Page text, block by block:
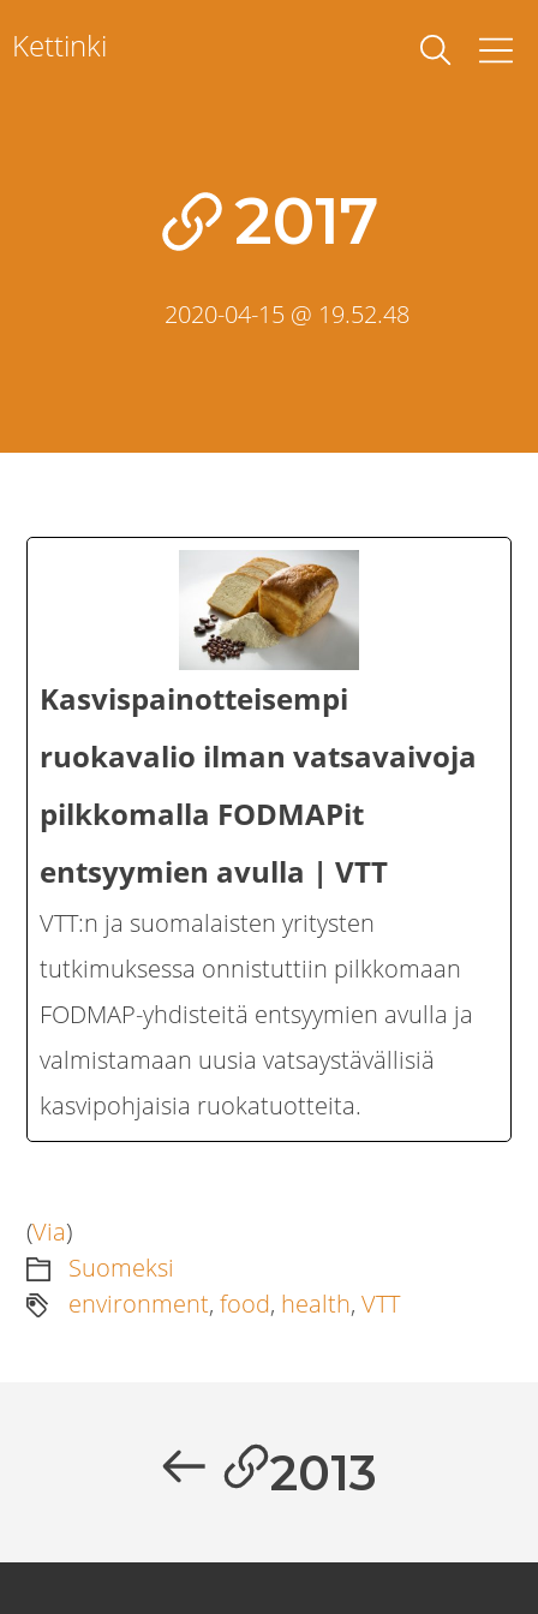
toKettinki
2017
2020-04-15 @ 19.52.48
Kasvispainotteisempi
ruokavalio ilman vatsavaivoja
pilkkomalla FODMAPit
entsyymien avulla | VTT
VTT:n ja suomalaisten yritysten
tutkimuksessa onnistuttiin pilkkomaan
FODMAP-yhdisteitä entsyymien avulla ja
valmistamaan uusia vatsaystävällisiä
kasvipohjaisia ruokatuotteita.
(Via)
Suomeksi
environment,food, health,VTT
2013